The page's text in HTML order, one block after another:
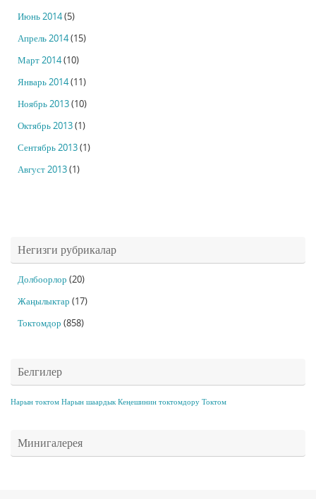
Июнь 2014(5)
Апрель 2014(15)
Март 2014(10)
Январь 2014(11)
Ноябрь 2013(10)
Октябрь 2013(1)
Сентябрь 2013(1)
Август 2013(1)
Негизги рубрикалар
Долбоорлор (20)
Жаңылыктар (17)
Токтомдор (858)
Белгилер
Нарын токтом Нарын шаардык Кеңешинин токтомдору Токтом
Минигалерея